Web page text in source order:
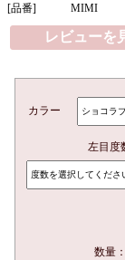
[品番] MIMI
レビューを
カラー
左目度
数量：